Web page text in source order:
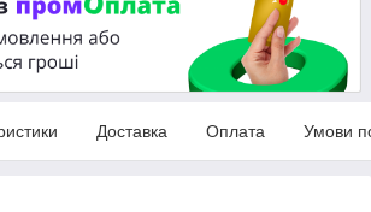
Доставка Оплата Умови